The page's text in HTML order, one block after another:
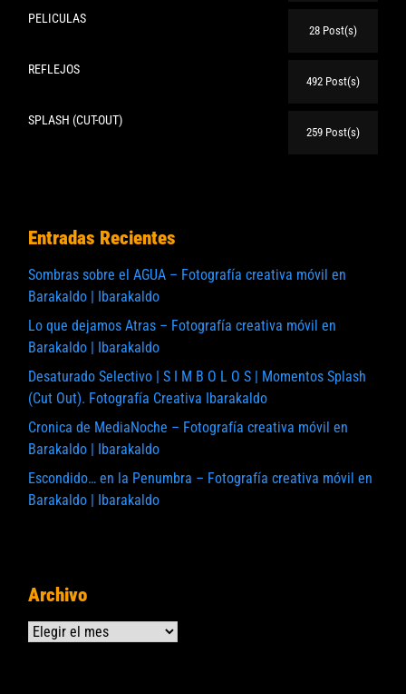
PELICULAS
28 Post(s)
REFLEJOS
492 Post(s)
SPLASH (CUT-OUT)
259 Post(s)
Entradas Recientes
Sombras sobre el AGUA – Fotografía creativa móvil en
Barakaldo | Ibarakaldo
Lo que dejamos Atras – Fotografía creativa móvil en
Barakaldo | Ibarakaldo
Desaturado Selectivo | S I M B O L O S | Momentos Splash
(Cut Out). Fotografía Creativa Ibarakaldo
Cronica de MediaNoche – Fotografía creativa móvil en
Barakaldo | Ibarakaldo
Escondido… en la Penumbra – Fotografía creativa móvil en
Barakaldo | Ibarakaldo
Archivo
Archivos